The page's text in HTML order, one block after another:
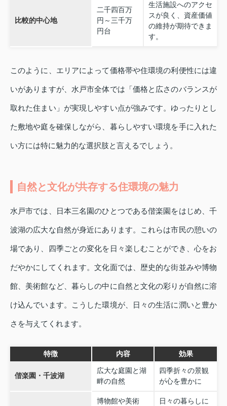
比較的中心地
二千四百万
円～三千万
円台
生活施設へのアクセ
スが良く、資産価値
の維持が期待できま
す。
このように、エリアによって価格帯や住環境の利便性には違
いがありますが、水戸市全体では「価格と広さのバランスが
取れた住まい」が実現しやすい点が強みです。ゆったりとし
た敷地や庭を確保しながら、暮らしやすい環境を手に入れた
い方には特に魅力的な選択肢と言えるでしょう。
自然と文化が共存する住環境の魅力
水戸市では、日本三名園のひとつである偕楽園をはじめ、千
波湖の広大な自然が身近にあります。これらは市民の憩いの
場であり、四季ごとの変化を日々楽しむことができ、心をお
だやかにしてくれます。文化面では、歴史的な街並みや博物
館、美術館など、暮らしの中に自然と文化の彩りが自然に溶
け込んでいます。こうした環境が、日々の生活に潤いと豊か
さを与えてくれます。
特徴 内容 効果
偕楽園・千波湖
広大な庭園と湖
畔の自然
四季折々の景観
が心を豊かに
博物館や美術
日々の暮らしに